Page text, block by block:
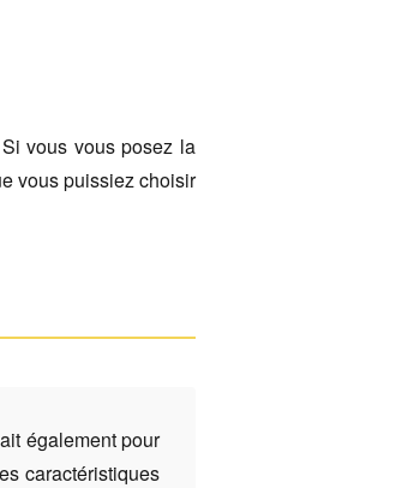
vous vous posez la
vous puissiez choisir
également pour
caractéristiques